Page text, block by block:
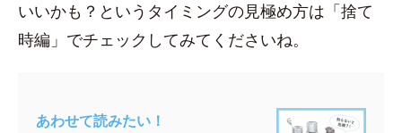
いいかも？というタイミングの見極め方は「捨て
時編」でチェックしてみてくださいね。
あわせて読みたい！